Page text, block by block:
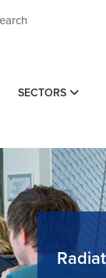
SECTORS